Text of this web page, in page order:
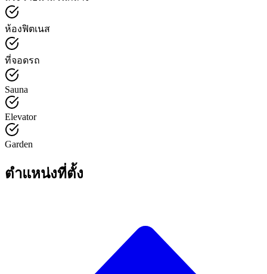
ห้องฟิตเนส
ที่จอดรถ
Sauna
Elevator
Garden
ตำแหน่งที่ตั้ง